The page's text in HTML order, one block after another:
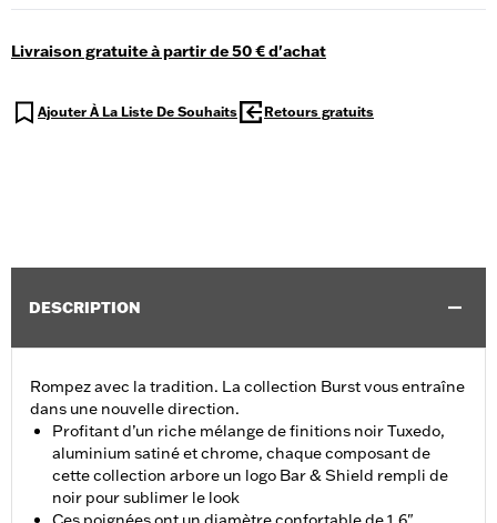
Livraison gratuite à partir de 50 € d'achat
Ajouter À La Liste De Souhaits Retours gratuits
DESCRIPTION
Rompez avec la tradition. La collection Burst vous entraîne
dans une nouvelle direction.
Profitant d’un riche mélange de finitions noir Tuxedo,
aluminium satiné et chrome, chaque composant de
cette collection arbore un logo Bar & Shield rempli de
noir pour sublimer le look